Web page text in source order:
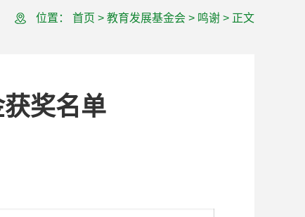
位置： 首页 > 教育发展基金会 > 鸣谢 > 正文
奖名单